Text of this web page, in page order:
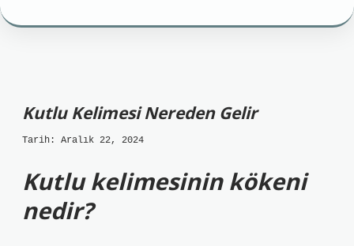
Kutlu Kelimesi Nereden Gelir
Tarih: Aralık 22, 2024
Kutlu kelimesinin kökeni
nedir?